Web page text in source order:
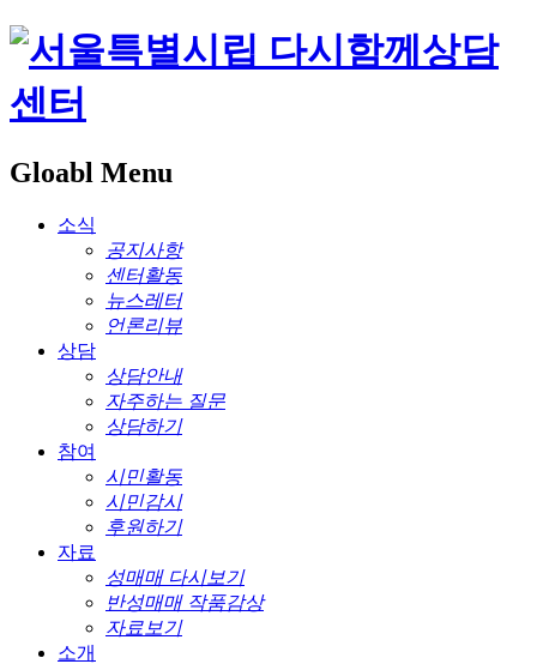
Gloabl Menu
소식
공지사항
센터활동
뉴스레터
언론리뷰
상담
상담안내
자주하는 질문
상담하기
참여
시민활동
시민감시
후원하기
자료
성매매 다시보기
반성매매 작품감상
자료보기
소개